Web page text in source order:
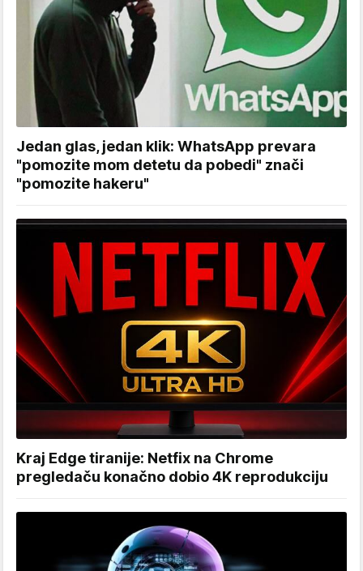
Jedan glas, jedan klik: WhatsApp prevara
"pomozite mom detetu da pobedi" znači
"pomozite hakeru"
Kraj Edge tiranije: Netfix na Chrome
pregledaču konačno dobio 4K reprodukciju